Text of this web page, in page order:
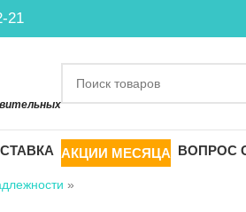
21
АКЦИИ МЕСЯЦА ВОПРОС
»